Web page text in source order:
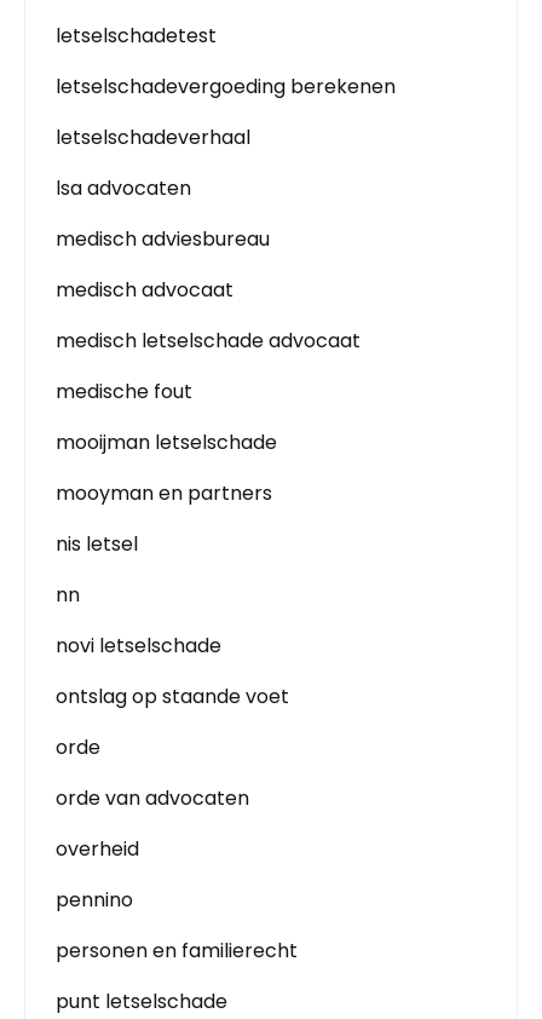
letselschadetest
letselschadevergoeding berekenen
letselschadeverhaal
lsa advocaten
medisch adviesbureau
medisch advocaat
medisch letselschade advocaat
medische fout
mooijman letselschade
mooyman en partners
nis letsel
nn
novi letselschade
ontslag op staande voet
orde
orde van advocaten
overheid
pennino
personen en familierecht
punt letselschade